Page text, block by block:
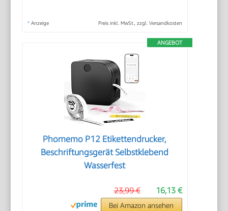
* Anzeige Preis inkl. MwSt., zzgl. Versandkosten
ANGEBOT
Phomemo P12 Etikettendrucker,
Beschriftungsgerät Selbstklebend
Wasserfest
16,13 €
23,99 €
Bei Amazon ansehen